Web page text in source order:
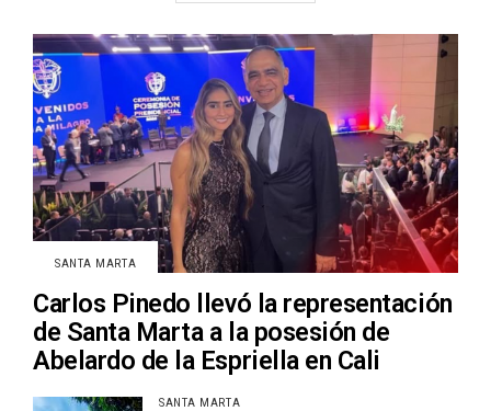
SANTA MARTA
Carlos Pinedo llevó la representación
de Santa Marta a la posesión de
Abelardo de la Espriella en Cali
SANTA MARTA